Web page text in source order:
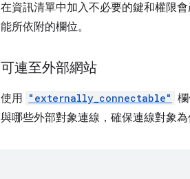
在資訊清單中加入不必要的鍵和權限
能所依附的欄位。
可連至外部網站
使用 "externally_connectable"
與哪些外部對象連線，確保連線對象為